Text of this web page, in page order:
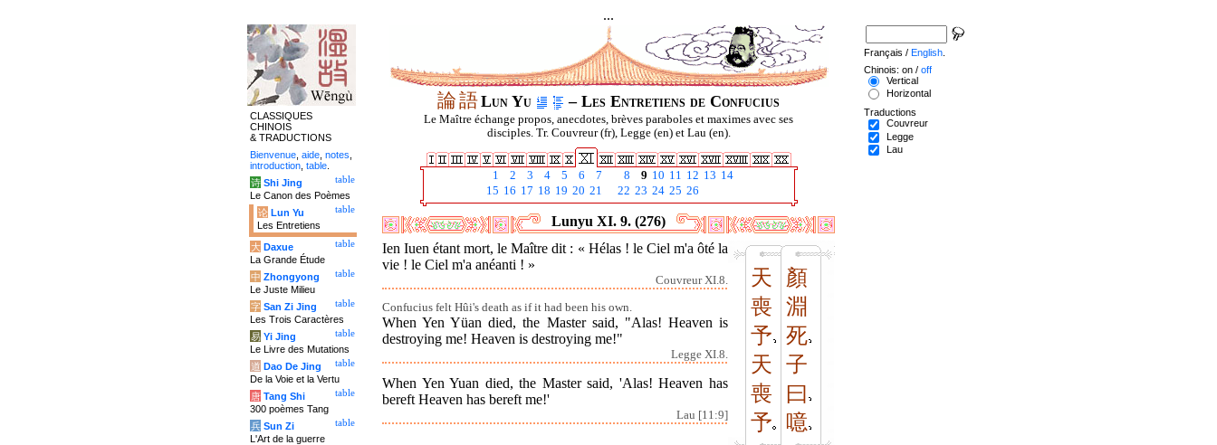
...
論語Lun Yu – Les Entretiens de Confucius
Le Maître échange propos, anecdotes, brèves paraboles et maximes avec ses
disciples. Tr. Couvreur (fr), Legge (en) et Lau (en).
1 2 3 4 5 6 7 8 9 10 11 12 13 14
15 16 17 18 19 20 21 22 23 24 25 26
Lunyu XI. 9. (276)
天
喪
予
天
喪
予
顏
淵
死
子
曰
噫
Ien Iuen étant mort, le Maître dit : « Hélas ! le Ciel m'a ôté la
vie ! le Ciel m'a anéanti ! »
Couvreur XI.8.
Confucius felt Hûi's death as if it had been his own.
When Yen Yüan died, the Master said, "Alas! Heaven is
destroying me! Heaven is destroying me!"
Legge XI.8.
When Yen Yuan died, the Master said, 'Alas! Heaven has
bereft Heaven has bereft me!'
Lau [11:9]
CLASSIQUES
CHINOIS
& TRADUCTIONS
Bienvenue aide notes
introduction table
table
诗 Shi Jing
Le Canon des Poèmes
table
论 Lun Yu
Les Entretiens
table
大 Daxue
La Grande Étude
table
中 Zhongyong
Le Juste Milieu
table
字 San Zi Jing
Les Trois Caractères
table
易 Yi Jing
Le Livre des Mutations
table
道 Dao De Jing
De la Voie et la Vertu
table
唐 Tang Shi
300 poèmes Tang
table
兵 Sun Zi
L'Art de la guerre
Français / English
Chinois: on / off
Vertical
Horizontal
Traductions
Couvreur
Legge
Lau